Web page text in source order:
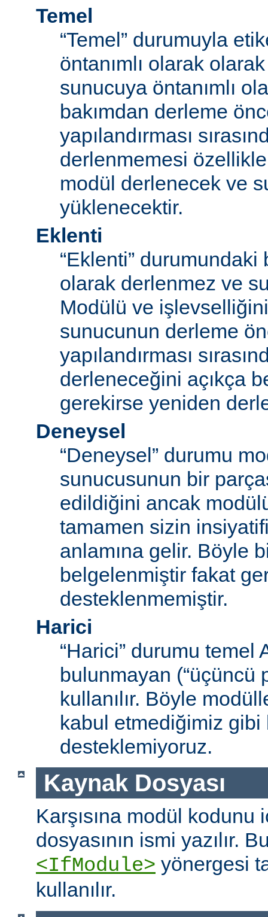
Temel
“Temel” durumuyla
öntanımlı olarak
sunucuya öntanımlı
bakımdan derleme
yapılandırması
derlenmemesi
modül derlenecek ve
yüklenecektir.
Eklenti
“Eklenti”
olarak derlenmez ve
Modülü ve
sunucunun derleme
yapılandırması
derleneceğini açıkça
gerekirse yeniden
Deneysel
“Deneysel” durumu
sunucusunun bir
edildiğini ancak
tamamen sizin
anlamına gelir. Böyle
belgelenmiştir fakat
desteklenmemiştir.
Harici
“Harici” durumu temel
bulunmayan (“üçüncü
kullanılır. Böyle
kabul etmediğimiz gibi
desteklemiyoruz.
Kaynak Dosyası
Karşısına modül kodunu
dosyasının ismi yazılır.
<IfModule> yönergesi
kullanılır.